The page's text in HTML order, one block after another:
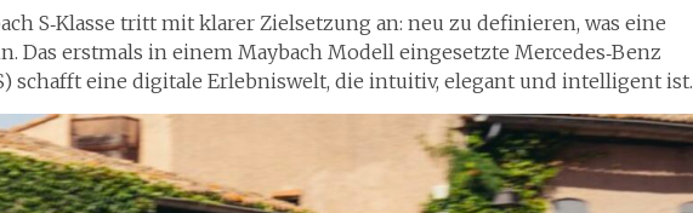
S‑Klasse tritt mit klarer Zielsetzung an: neu zu definieren, was eine
Das erstmals in einem Maybach Modell eingesetzte Mercedes‑Benz
schafft eine digitale Erlebniswelt, die intuitiv, elegant und intelligent ist.